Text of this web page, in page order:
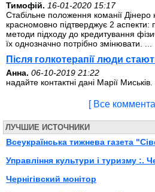
Тимофій. 16-01-2020 15:17
Стабільне положення команії
красномовно підтверджує 2 аспекти:
методи підходу до кредитування
їх однозначно потрібно змінювати. ...
Після голкотерапії люди
Анна. 06-10-2019 21:22
надайте контактні дані Марії Миськів.
[ Все
ЛУЧШИЕ ИСТОЧНИКИ
Всеукраїнська тижнева газета
Управління культури і туризму :.
Чернігівский монітор